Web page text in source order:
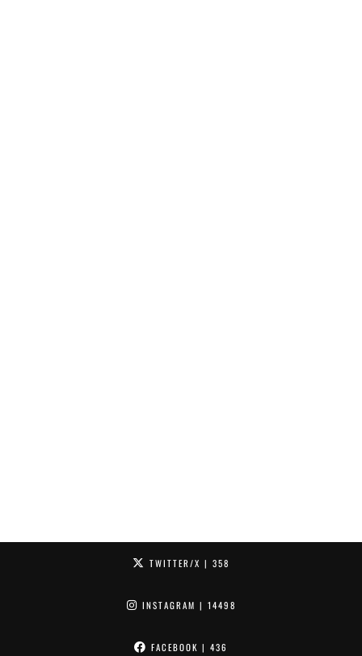
TWITTER/X | 358
INSTAGRAM | 14498
FACEBOOK | 436